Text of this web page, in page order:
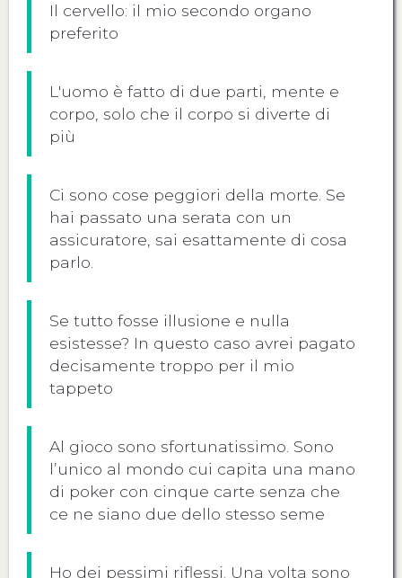
Il cervello: il mio secondo organo
preferito
L'uomo è fatto di due parti, mente e
corpo, solo che il corpo si diverte di
più
Ci sono cose peggiori della morte. Se
hai passato una serata con un
assicuratore, sai esattamente di cosa
parlo.
Se tutto fosse illusione e nulla
esistesse? In questo caso avrei pagato
decisamente troppo per il mio
tappeto
Al gioco sono sfortunatissimo. Sono
l’unico al mondo cui capita una mano
di poker con cinque carte senza che
ce ne siano due dello stesso seme
Ho dei pessimi riflessi. Una volta sono